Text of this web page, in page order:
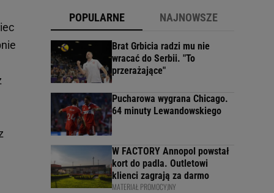
POPULARNE NAJNOWSZE
Brat Grbicia radzi mu nie
wracać do Serbii. "To
przerażające"
Pucharowa wygrana Chicago.
64 minuty Lewandowskiego
W FACTORY Annopol powstał
kort do padla. Outletowi
klienci zagrają za darmo
MATERIAŁ PROMOCYJNY